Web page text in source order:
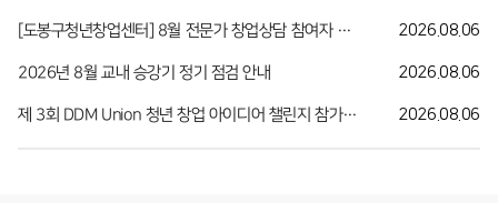
[도봉구청년창업센터] 8월 전문가 창업상담 참여자 모집 2026.08.06
2026년 8월 교내 승강기 정기 점검 안내 2026.08.06
제 3회 DDM Union 청년 창업 아이디어 챌린지 참가자 모집 안내 2026.08.06